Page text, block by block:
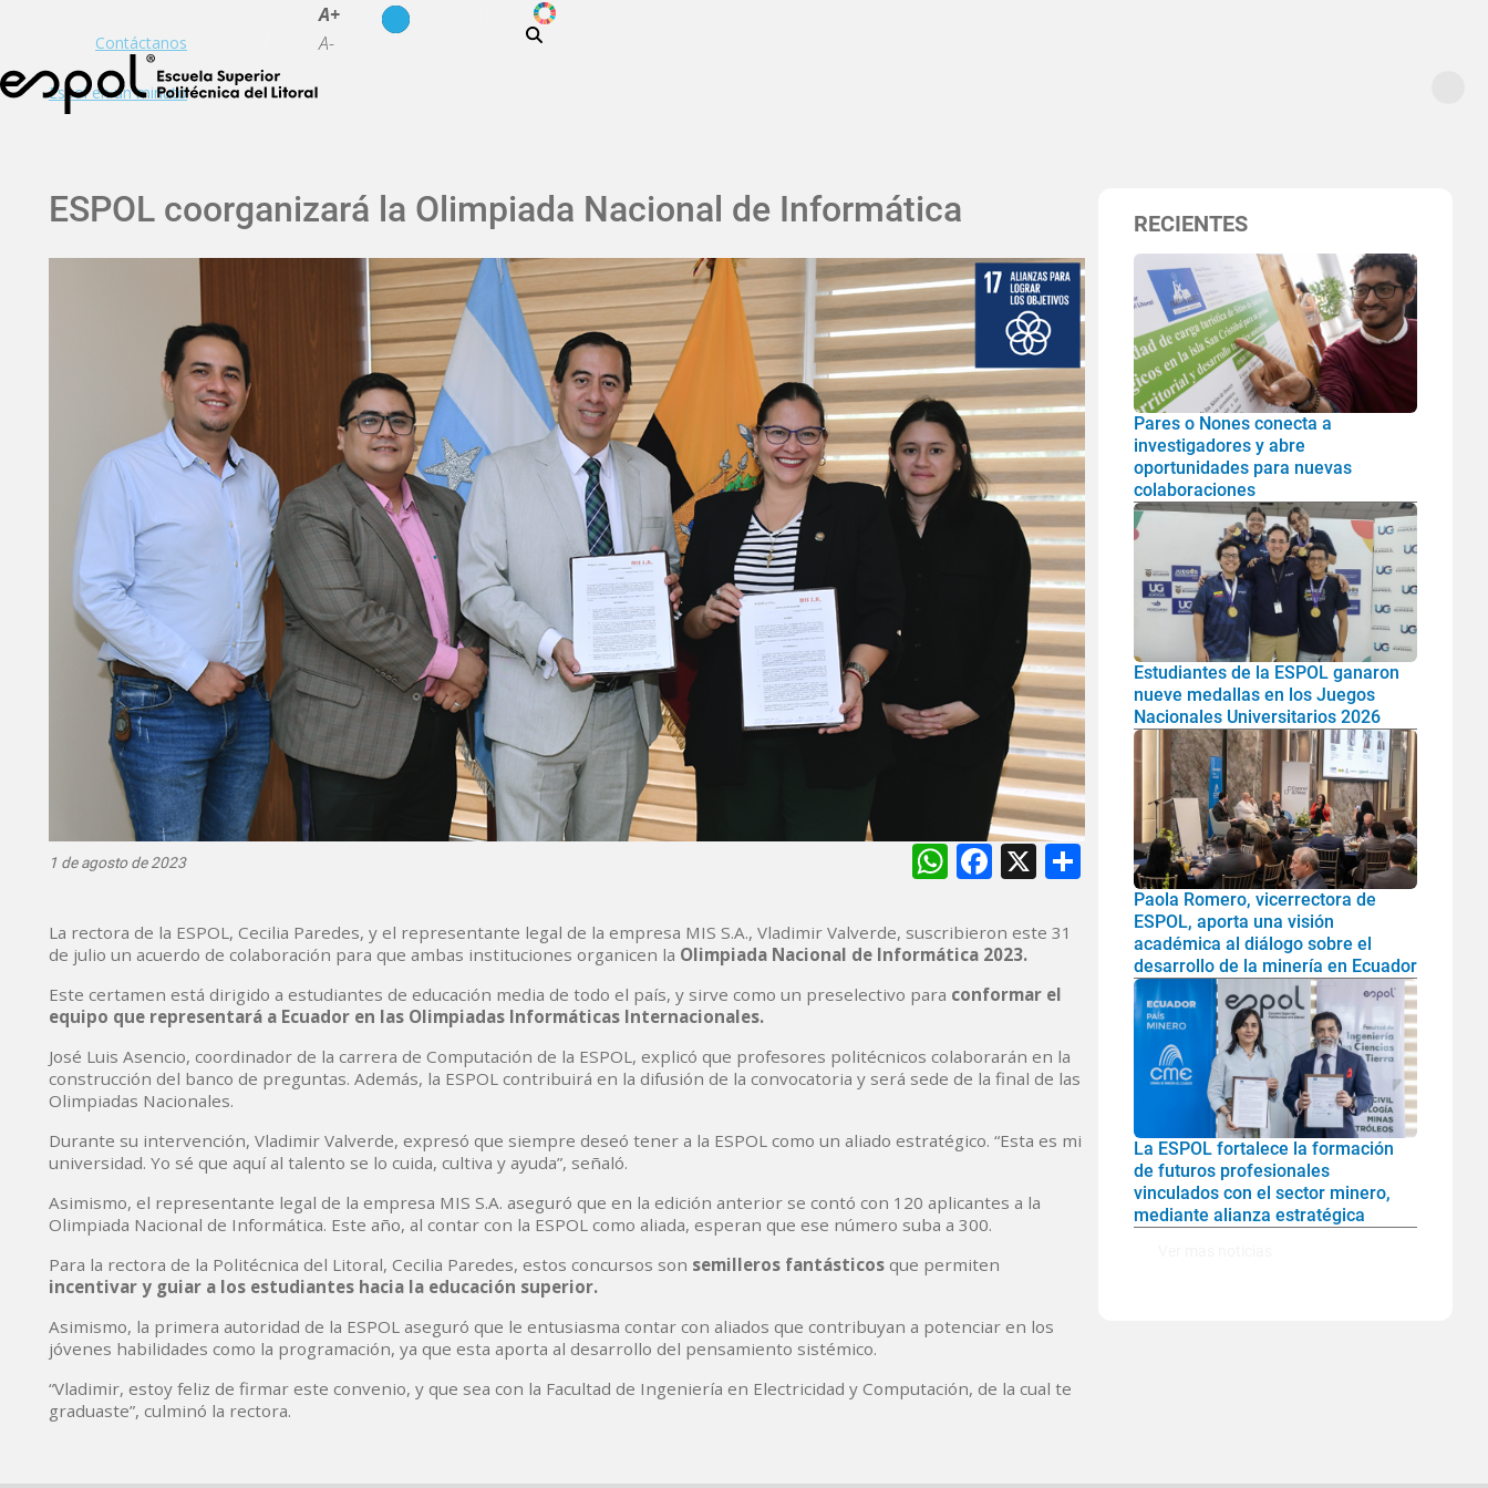
Contáctanos
Espol en un minuto
A+
A-
ODS
ESPOL coorganizará la Olimpiada Nacional de Informática
1 de agosto de 2023 WhatsApp
Facebook
X Share
La rectora de la ESPOL, Cecilia Paredes, y el representante legal de la empresa MIS S.A., Vladimir Valverde, suscribieron este 31
de julio un acuerdo de colaboración para que ambas instituciones organicen la Olimpiada Nacional de Informática 2023.
Este certamen está dirigido a estudiantes de educación media de todo el país, y sirve como un preselectivo para conformar el
equipo que representará a Ecuador en las Olimpiadas Informáticas Internacionales.
José Luis Asencio, coordinador de la carrera de Computación de la ESPOL, explicó que profesores politécnicos colaborarán en la
construcción del banco de preguntas. Además, la ESPOL contribuirá en la difusión de la convocatoria y será sede de la final de las
Olimpiadas Nacionales.
Durante su intervención, Vladimir Valverde, expresó que siempre deseó tener a la ESPOL como un aliado estratégico. “Esta es mi
universidad. Yo sé que aquí al talento se lo cuida, cultiva y ayuda”, señaló.
Asimismo, el representante legal de la empresa MIS S.A. aseguró que en la edición anterior se contó con 120 aplicantes a la
Olimpiada Nacional de Informática. Este año, al contar con la ESPOL como aliada, esperan que ese número suba a 300.
Para la rectora de la Politécnica del Litoral, Cecilia Paredes, estos concursos son semilleros fantásticos que permiten
incentivar y guiar a los estudiantes hacia la educación superior.
Asimismo, la primera autoridad de la ESPOL aseguró que le entusiasma contar con aliados que contribuyan a potenciar en los
jóvenes habilidades como la programación, ya que esta aporta al desarrollo del pensamiento sistémico.
“Vladimir, estoy feliz de firmar este convenio, y que sea con la Facultad de Ingeniería en Electricidad y Computación, de la cual te
graduaste”, culminó la rectora.
RECIENTES
Pares o Nones conecta a
investigadores y abre
oportunidades para nuevas
colaboraciones
Estudiantes de la ESPOL ganaron
nueve medallas en los Juegos
Nacionales Universitarios 2026
Paola Romero, vicerrectora de
ESPOL, aporta una visión
académica al diálogo sobre el
desarrollo de la minería en Ecuador
La ESPOL fortalece la formación
de futuros profesionales
vinculados con el sector minero,
mediante alianza estratégica